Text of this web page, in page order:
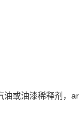
油或油漆稀释剂，